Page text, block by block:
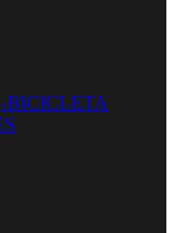
BICICLETA